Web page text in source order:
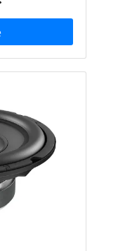
? Cet
dans une